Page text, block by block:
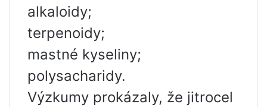
alkaloidy;
terpenoidy;
mastné kyseliny;
polysacharidy.
Výzkumy prokázaly, že jitrocel